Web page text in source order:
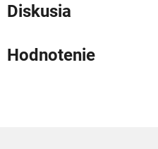
Diskusia
Hodnotenie